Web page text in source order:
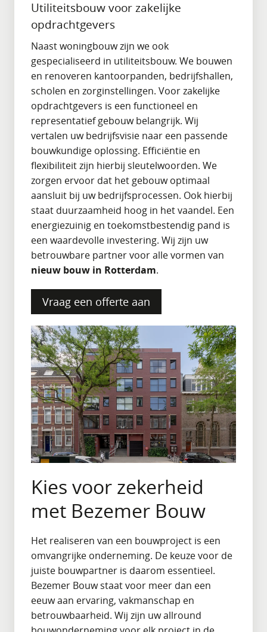
Utiliteitsbouw voor zakelijke
opdrachtgevers
Naast woningbouw zijn we ook
gespecialiseerd in utiliteitsbouw. We bouwen
en renoveren kantoorpanden, bedrijfshallen,
scholen en zorginstellingen. Voor zakelijke
opdrachtgevers is een functioneel en
representatief gebouw belangrijk. Wij
vertalen uw bedrijfsvisie naar een passende
bouwkundige oplossing. Efficiëntie en
flexibiliteit zijn hierbij sleutelwoorden. We
zorgen ervoor dat het gebouw optimaal
aansluit bij uw bedrijfsprocessen. Ook hierbij
staat duurzaamheid hoog in het vaandel. Een
energiezuinig en toekomstbestendig pand is
een waardevolle investering. Wij zijn uw
betrouwbare partner voor alle vormen van
nieuw bouw in Rotterdam.
Vraag een offerte aan
Kies voor zekerheid
met Bezemer Bouw
Het realiseren van een bouwproject is een
omvangrijke onderneming. De keuze voor de
juiste bouwpartner is daarom essentieel.
Bezemer Bouw staat voor meer dan een
eeuw aan ervaring, vakmanschap en
betrouwbaarheid. Wij zijn uw allround